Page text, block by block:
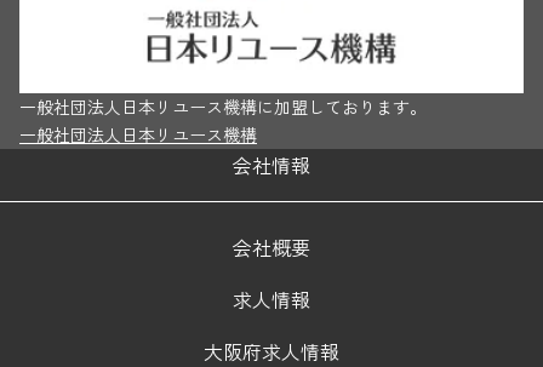
一般社団法人日本リユース機構に加盟しております。
一般社団法人日本リユース機構
会社情報
会社概要
求人情報
大阪府求人情報